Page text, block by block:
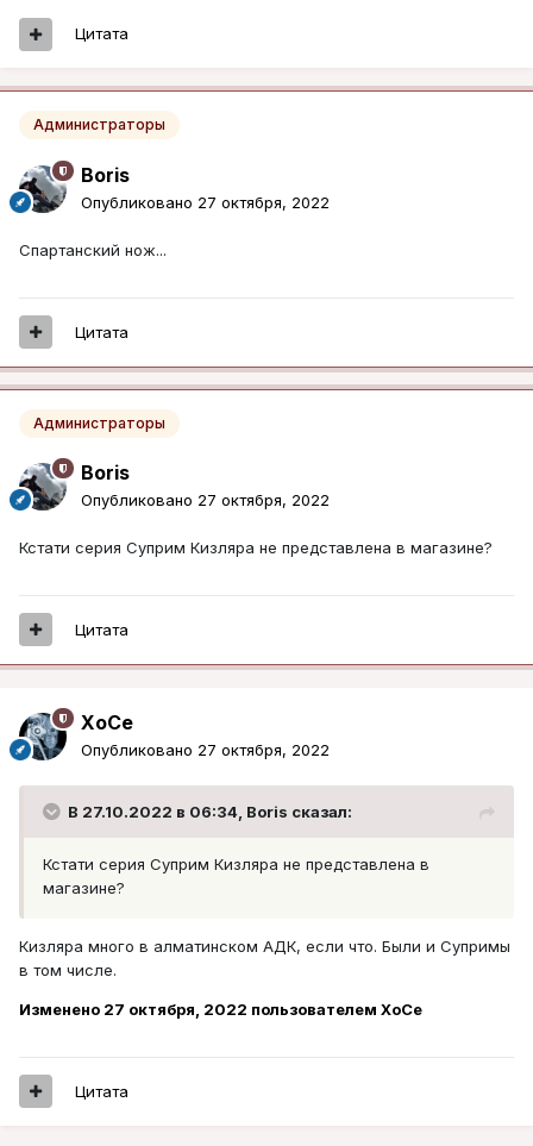
Цитата
Администраторы
Boris
Опубликовано 27 октября, 2022
Спартанский нож...
Цитата
Администраторы
Boris
Опубликовано 27 октября, 2022
Кстати серия Суприм Кизляра не представлена в магазине?
Цитата
XoCe
Опубликовано 27 октября, 2022
В 27.10.2022 в 06:34, Boris сказал:
Кстати серия Суприм Кизляра не представлена в
магазине?
Кизляра много в алматинском АДК, если что. Были и Супримы
в том числе.
Изменено 27 октября, 2022 пользователем XoCe
Цитата